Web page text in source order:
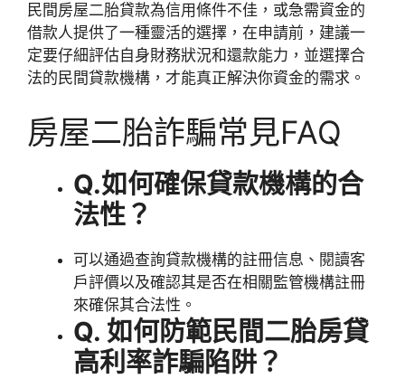
民間房屋二胎貸款為信用條件不佳，或急需資金的
借款人提供了一種靈活的選擇，在申請前，建議一
定要仔細評估自身財務狀況和還款能力，並選擇合
法的民間貸款機構，才能真正解決你資金的需求。
房屋二胎詐騙常見FAQ
Q.如何確保貸款機構的合
法性？
可以通過查詢貸款機構的註冊信息、閱讀客
戶評價以及確認其是否在相關監管機構註冊
來確保其合法性。
Q. 如何防範民間二胎房貸
高利率詐騙陷阱？